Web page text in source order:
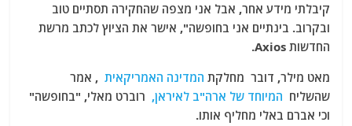
קיבלתי מידע אחר, אבל אני מצפה שהחקירה תסתיים טוב
ובקרוב. בינתיים אני בחופשה", אישר את הציוץ לכתב מרשת
החדשות Axios.
מאט מילר, דובר מחלקת המדינה האמריקאית , אמר
שהשליח המיוחד של ארה"ב לאיראן, רוברט מאלי, "בחופשה"
וכי אברם באלי מחליף אותו.